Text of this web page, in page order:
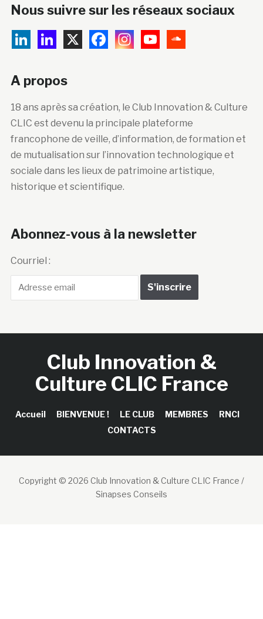
Nous suivre sur les réseaux sociaux
A propos
18 ans après sa création, le Club Innovation & Culture
CLIC est devenu la principale plateforme
francophone de veille, d’information, de formation et
de mutualisation sur l’innovation technologique et
sociale dans les lieux de patrimoine artistique,
historique et scientifique.
Abonnez-vous à la newsletter
Courriel :
Club Innovation &
Culture CLIC France
Accueil BIENVENUE ! LE CLUB MEMBRES
RNCI
CONTACTS
Copyright © 2026 Club Innovation & Culture CLIC France /
Sinapses Conseils